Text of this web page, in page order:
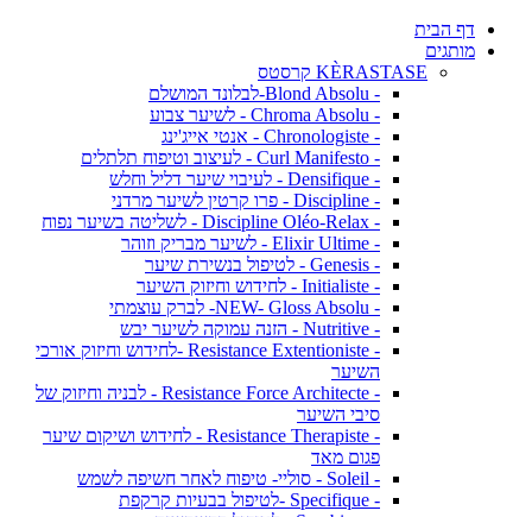
דף הבית
מותגים
KÈRASTASE קרסטס
- Blond Absolu-לבלונד המושלם
- Chroma Absolu - לשיער צבוע
- Chronologiste - אנטי אייג'ינג
- Curl Manifesto - לעיצוב וטיפוח תלתלים
- Densifique - לעיבוי שיער דליל וחלש
- Discipline - פרו קרטין לשיער מרדני
- Discipline Oléo-Relax - לשליטה בשיער נפוח
- Elixir Ultime - לשיער מבריק וזוהר
- Genesis - לטיפול בנשירת שיער
- Initialiste - לחידוש וחיזוק השיער
- NEW- Gloss Absolu- לברק עוצמתי
- Nutritive - הזנה עמוקה לשיער יבש
- Resistance Extentioniste -לחידוש וחיזוק אורכי
השיער
- Resistance Force Architecte - לבניה וחיזוק של
סיבי השיער
- Resistance Therapiste - לחידוש ושיקום שיער
פגום מאד
- Soleil - סוליי- טיפוח לאחר חשיפה לשמש
- Specifique -לטיפול בבעיות קרקפת